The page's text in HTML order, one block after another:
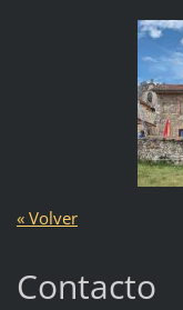
« Volver
Contacto